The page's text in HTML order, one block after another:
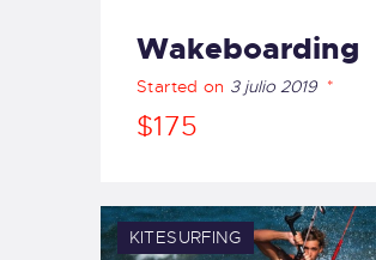
Wakeboarding
Started on 3 julio 2019
$175
KITESURFING